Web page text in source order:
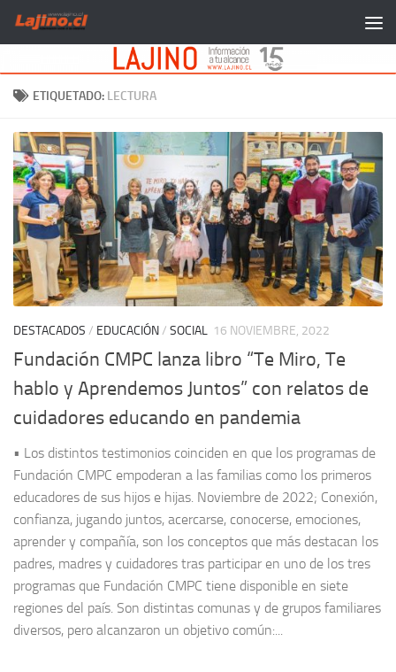
Saltar al contenido
ETIQUETADO: LECTURA
DESTACADOS / EDUCACIÓN/ SOCIAL 16 NOVIEMBRE, 2022
Fundación CMPC lanza libro “Te Miro, Te
hablo y Aprendemos Juntos” con relatos de
cuidadores educando en pandemia
• Los distintos testimonios coinciden en que los programas de
Fundación CMPC empoderan a las familias como los primeros
educadores de sus hijos e hijas. Noviembre de 2022; Conexión,
confianza, jugando juntos, acercarse, conocerse, emociones,
aprender y compañía, son los conceptos que más destacan los
padres, madres y cuidadores tras participar en uno de los tres
programas que Fundación CMPC tiene disponible en siete
regiones del país. Son distintas comunas y de grupos familiares
diversos, pero alcanzaron un objetivo común:...